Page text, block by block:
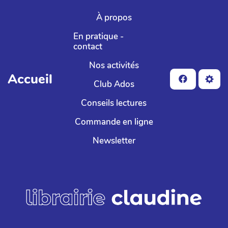
Aller au contenu principal
Accueil
À propos
En pratique -
contact
Nos activités
Club Ados
Conseils lectures
Commande en ligne
Newsletter